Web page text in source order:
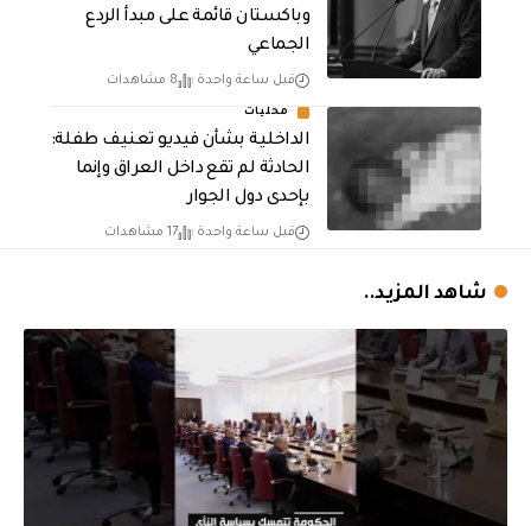
وباكستان قائمة على مبدأ الردع
الجماعي
قبل ساعة واحدة 8 مشاهدات
محليات
الداخلية بشأن فيديو تعنيف طفلة:
الحادثة لم تقع داخل العراق وإنما
بإحدى دول الجوار
قبل ساعة واحدة 17 مشاهدات
شاهد المزيد..